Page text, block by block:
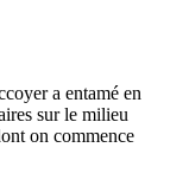
a entamé en
sur le milieu
on commence